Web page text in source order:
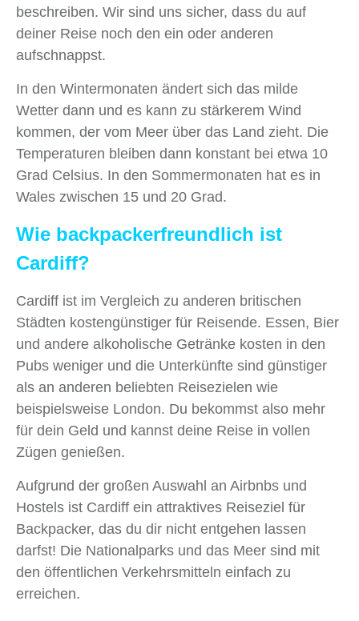
beschreiben. Wir sind uns sicher, dass du auf
deiner Reise noch den ein oder anderen
aufschnappst.
In den Wintermonaten ändert sich das milde
Wetter dann und es kann zu stärkerem Wind
kommen, der vom Meer über das Land zieht. Die
Temperaturen bleiben dann konstant bei etwa 10
Grad Celsius. In den Sommermonaten hat es in
Wales zwischen 15 und 20 Grad.
Wie backpackerfreundlich ist
Cardiff?
Cardiff ist im Vergleich zu anderen britischen
Städten kostengünstiger für Reisende. Essen, Bier
und andere alkoholische Getränke kosten in den
Pubs weniger und die Unterkünfte sind günstiger
als an anderen beliebten Reisezielen wie
beispielsweise London. Du bekommst also mehr
für dein Geld und kannst deine Reise in vollen
Zügen genießen.
Aufgrund der großen Auswahl an Airbnbs und
Hostels ist Cardiff ein attraktives Reiseziel für
Backpacker, das du dir nicht entgehen lassen
darfst! Die Nationalparks und das Meer sind mit
den öffentlichen Verkehrsmitteln einfach zu
erreichen.